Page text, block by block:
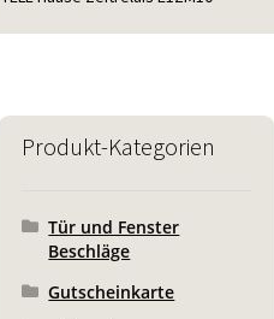
Produkt-Kategorien
Tür und Fenster
Beschläge
Gutscheinkarte